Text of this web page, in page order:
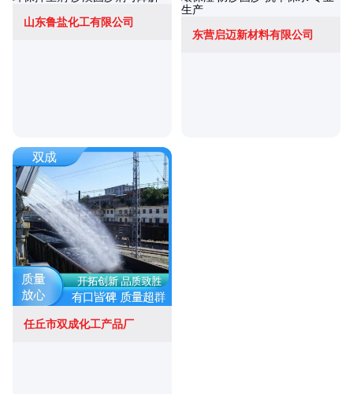
山东鲁盐化工有限公司
东营启迈新材料有限公司
任丘市双成化工产品厂